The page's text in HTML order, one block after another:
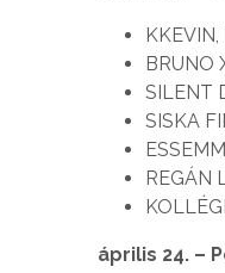
KKEVIN,
BRUNO
SILENT
SISKA
REGÁN
április 24. –